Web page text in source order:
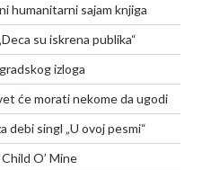
humanitarni sajam knjiga
su iskrena publika“
izloga
će morati nekome da ugodi
debi singl „U ovoj pesmi“
O’ Mine